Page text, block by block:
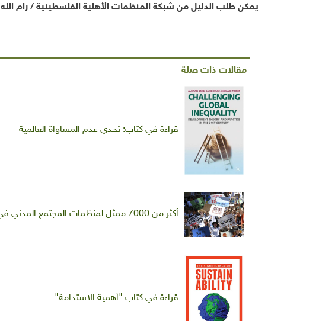
يمكن طلب الدليل من شبكة المنظمات الأهلية الفلسطينية / رام الله
مقالات ذات صلة
قراءة في كتاب: تحدي عدم المساواة العالمية
أكثر من 7000 ممثل لمنظمات المجتمع المدني في قمة المناخ: أصوات مسموعة لكن !
قراءة في كتاب "أهمية الاستدامة"